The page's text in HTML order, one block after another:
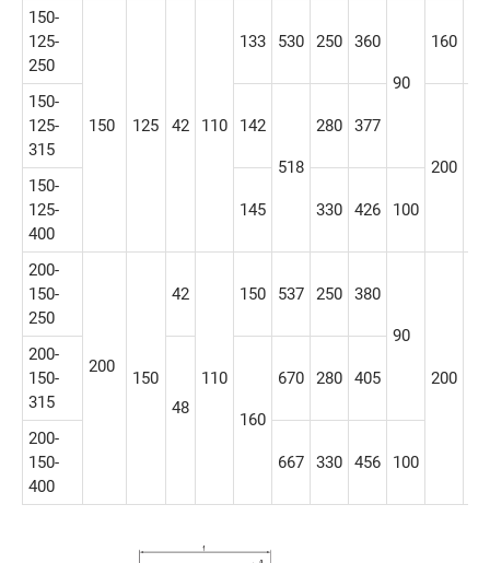
150-
125-
250
150 125 42 110
133 530 250 360
90
160
150-
125-
315
142
518
280 377
200
150-
125-
400
145 330 426 100
200-
150-
250
200
150
42
110
150 537 250 380
90
200
200-
150-
315
48
160
670 280 405
200-
150-
400
667 330 456 100